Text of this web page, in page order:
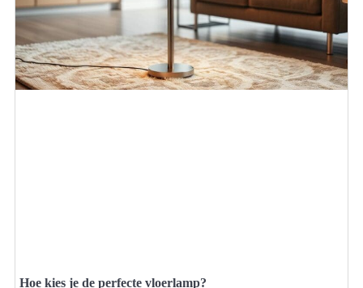
Hoe kies je de perfecte vloerlamp?